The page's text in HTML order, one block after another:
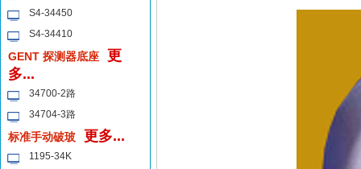
S4-34450
S4-34410
GENT 探测器底座
更
多...
34700-2路
34704-3路
标准手动破玻 更多...
1195-34K